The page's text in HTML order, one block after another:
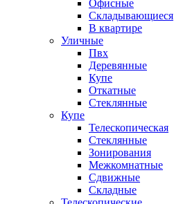
Офисные
Складывающиеся
В квартире
Уличные
Пвх
Деревянные
Купе
Откатные
Стеклянные
Купе
Телескопическая
Стеклянные
Зонирования
Межкомнатные
Сдвижные
Складные